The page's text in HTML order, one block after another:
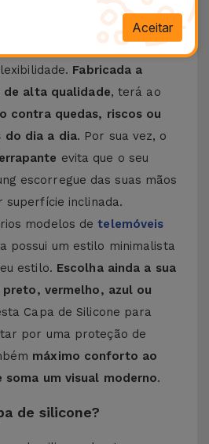
destaca-se
Fabricada a
alta qualidade, terá ao
contra quedas, riscos ou
do dia a dia. Por sua vez, o
evita que o seu
escorregue das suas mãos
superfície inclinada.
modelos detelemóveis
possui um estilo minimalista
estilo. Escolha ainda a sua
vermelho, azul ou
Capa de Silicone para
por uma proteção de
máximo conforto ao
soma um visual moderno.
de silicone?
Aceitar